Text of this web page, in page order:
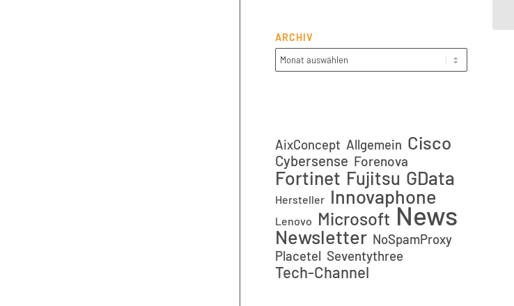
ARCHIV
AixConcept Allgemein Cisco
Cybersense Forenova
Fortinet Fujitsu GData
Hersteller Innovaphone
Lenovo Microsoft News
Newsletter NoSpamProxy
Placetel Seventythree
Tech-Channel